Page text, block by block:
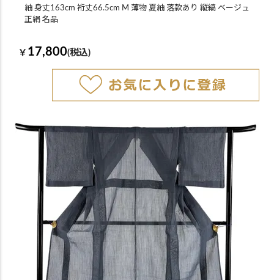
紬 身丈163cm 裄丈66.5cm M 薄物 夏紬 落款あり 縦縞 ベージュ
正絹 名品
￥ 17,800(税込)